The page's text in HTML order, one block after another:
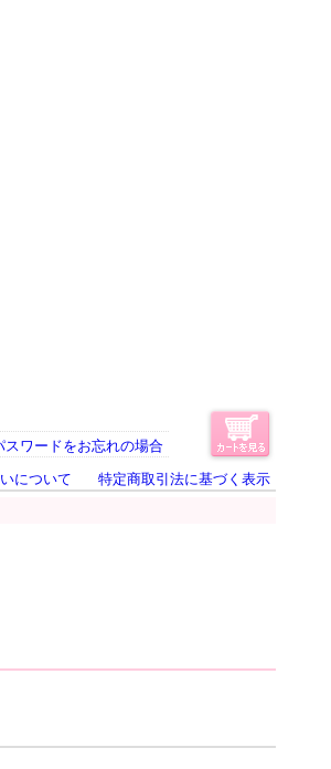
スワードをお忘れの場合
について 特定商取引法に基づく表示